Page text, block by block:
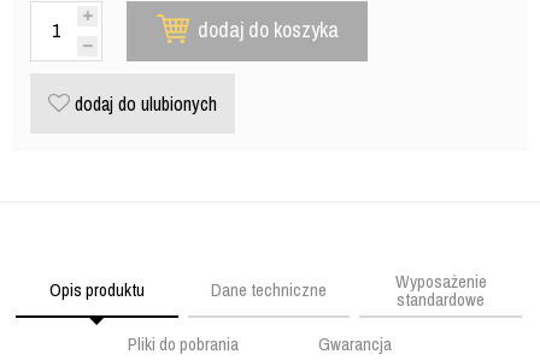
dodaj do koszyka
dodaj do ulubionych
Opis produktu Dane techniczne Wyposażenie
standardowe
Pliki do pobrania
Gwarancja